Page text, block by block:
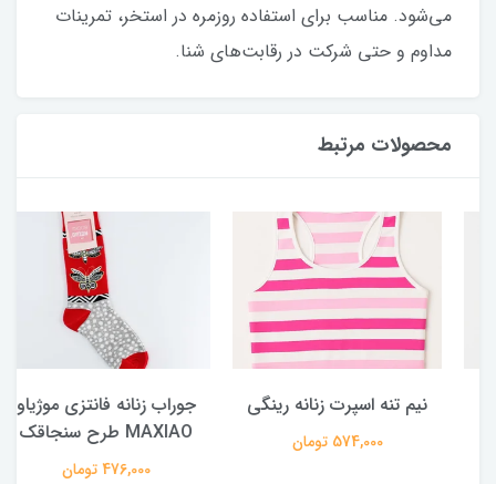
می‌شود. مناسب برای استفاده روزمره در استخر، تمرینات
مداوم و حتی شرکت در رقابت‌های شنا.
محصولات مرتبط
نیم تنه اسپرت زنانه رینگی
574,000 تومان
جوراب زنانه فانتزی موژیاو
MAXIAO طرح سنجاقک
476,000 تومان